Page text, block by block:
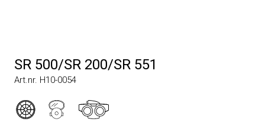
SR 500/SR 200/SR 551
Art.nr. H10-0054